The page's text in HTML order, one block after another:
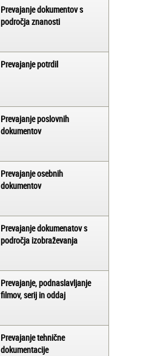
Prevajanje dokumentov s
področja znanosti
Prevajanje potrdil
Prevajanje poslovnih
dokumentov
Prevajanje osebnih
dokumentov
Prevajanje dokumenatov s
področja izobraževanja
Prevajanje, podnaslavljanje
filmov, serij in oddaj
Prevajanje tehnične
dokumentacije